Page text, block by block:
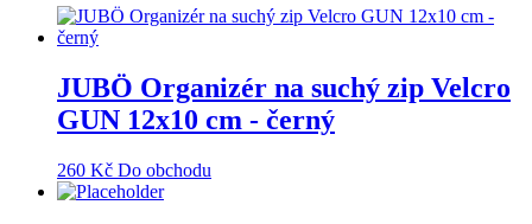
JUBÖ Organizér na suchý zip Velcro
GUN 12x10 cm - černý
260 Kč Do obchodu